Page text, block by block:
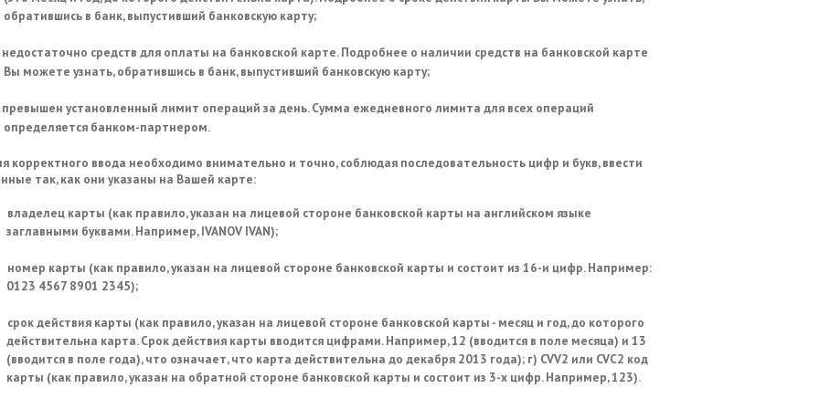
обратившись в банк, выпустивший банковскую карту;
недостаточно средств для оплаты на банковской карте. Подробнее о наличии средств на банковской карте
Вы можете узнать, обратившись в банк, выпустивший банковскую карту;
превышен установленный лимит операций за день. Сумма ежедневного лимита для всех операций
определяется банком-партнером.
корректного ввода необходимо внимательно и точно, соблюдая последовательность цифр и букв, ввести
так, как они указаны на Вашей карте:
владелец карты (как правило, указан на лицевой стороне банковской карты на английском языке
заглавными буквами. Например, IVANOV IVAN);
номер карты (как правило, указан на лицевой стороне банковской карты и состоит из 16-и цифр. Например:
0123 4567 8901 2345);
срок действия карты (как правило, указан на лицевой стороне банковской карты - месяц и год, до которого
действительна карта. Срок действия карты вводится цифрами. Например, 12 (вводится в поле месяца) и 13
(вводится в поле года), что означает, что карта действительна до декабря 2013 года); г) CVV2 или CVC2 код
карты (как правило, указан на обратной стороне банковской карты и состоит из 3-х цифр. Например, 123).